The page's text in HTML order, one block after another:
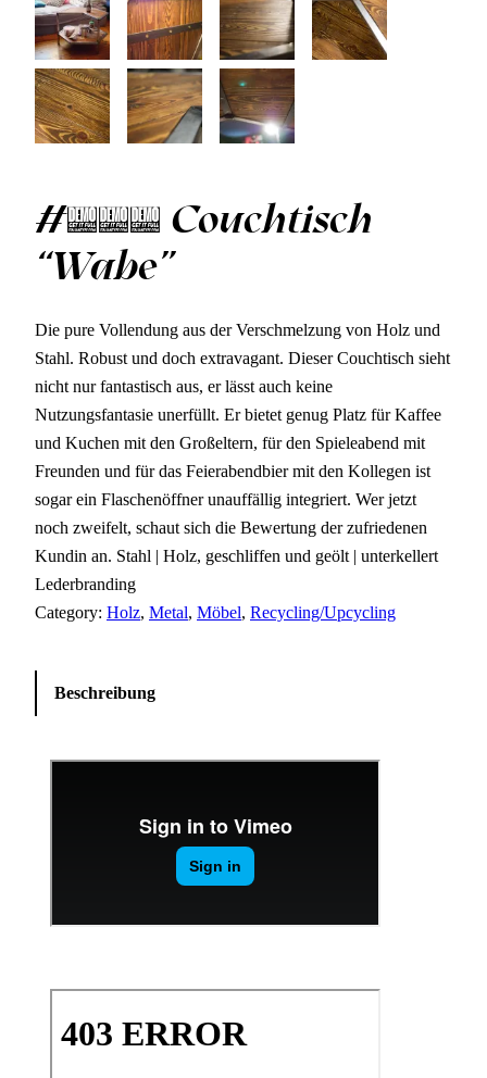
#001 Couchtisch
“Wabe”
Die pure Vollendung aus der Verschmelzung von Holz und
Stahl. Robust und doch extravagant. Dieser Couchtisch sieht
nicht nur fantastisch aus, er lässt auch keine
Nutzungsfantasie unerfüllt. Er bietet genug Platz für Kaffee
und Kuchen mit den Großeltern, für den Spieleabend mit
Freunden und für das Feierabendbier mit den Kollegen ist
sogar ein Flaschenöffner unauffällig integriert. Wer jetzt
noch zweifelt, schaut sich die Bewertung der zufriedenen
Kundin an. Stahl | Holz, geschliffen und geölt | unterkellert
Lederbranding
Category: Holz, Metal, Möbel, Recycling/Upcycling
Beschreibung